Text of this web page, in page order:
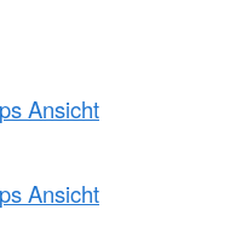
Ansicht
Ansicht